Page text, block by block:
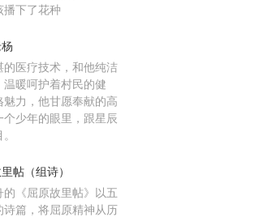
播下了花种
的医疗技术，和他纯洁
温暖呵护着村民的健
魅力，他甘愿奉献的高
个少年的眼里，跟星辰
帖（组诗）
的《屈原故里帖》以五
诗篇，将屈原精神从历